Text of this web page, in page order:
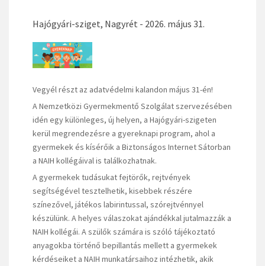
Hajógyári-sziget, Nagyrét - 2026. május 31.
Vegyél részt az adatvédelmi kalandon május 31-én!
A Nemzetközi Gyermekmentő Szolgálat szervezésében
idén egy különleges, új helyen, a Hajógyári-szigeten
kerül megrendezésre a gyereknapi program, ahol a
gyermekek és kísérőik a Biztonságos Internet Sátorban
a NAIH kollégáival is találkozhatnak.
A gyermekek tudásukat fejtörők, rejtvények
segítségével tesztelhetik, kisebbek részére
színezővel, játékos labirintussal, szórejtvénnyel
készülünk. A helyes válaszokat ajándékkal jutalmazzák a
NAIH kollégái. A szülők számára is szóló tájékoztató
anyagokba történő bepillantás mellett a gyermekek
kérdéseiket a NAIH munkatársaihoz intézhetik, akik